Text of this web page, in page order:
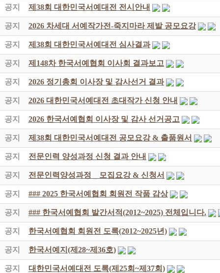
공지 제38회 대한민국서예대전 전시안내
공지 2026 차세대 서예작가전-죽지마라 제발 공모요강
공지 제38회 대한민국서예대전 심사결과
공지 제148차 한국서예협회 이사회 결과보고
공지 2026 정기총회 이사장 및 감사선거 결과
공지 2026 대한민국서예대전 초대작가 신청 안내
공지 2026 한국서예협회 이사장 및 감사 선거공고
공지 제38회 대한민국서예대전 공모요강 & 출품원서
공지 전문인력 양성과정 신청 결과 안내
공지 전문인력양성과정 _ 모집요강 & 신청서
공지 ### 2025 한국서예협회 회원전 작품 감상
공지 ### 한국서예협회 발간서적(2012~2025) 전체입니다.
공지 한국서예협회 회원전 도록(2012~2025년)
공지 한국서예지(제28~제36호)
공지 대한민국서예대전 도록(제25회~제37회)